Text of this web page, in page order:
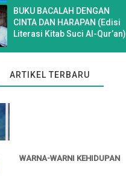
BUKU BACALAH DENGAN
CINTA DAN HARAPAN (Edisi
Literasi Kitab Suci Al-Qur’an)
ARTIKEL TERBARU
WARNA-WARNI KEHIDUPAN